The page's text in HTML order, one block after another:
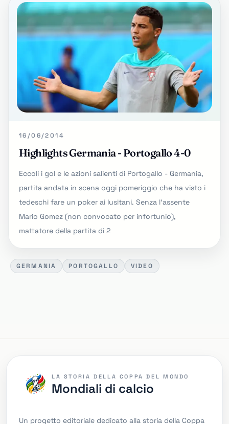
16/06/2014
Highlights Germania - Portogallo 4-0
Eccoli i gol e le azioni salienti di Portogallo - Germania,
partita andata in scena oggi pomeriggio che ha visto i
tedeschi fare un poker ai lusitani. Senza l'assente
Mario Gomez (non convocato per infortunio),
mattatore della partita di 2
GERMANIA PORTOGALLO VIDEO
LA STORIA DELLA COPPA DEL MONDO
Mondiali di calcio
Un progetto editoriale dedicato alla storia della Coppa